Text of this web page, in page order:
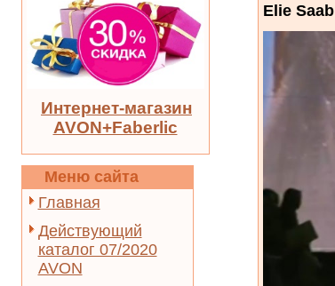
Интернет-магазин
AVON+Faberlic
Меню сайта
Главная
Действующий
каталог 07/2020
AVON
Elie Saab